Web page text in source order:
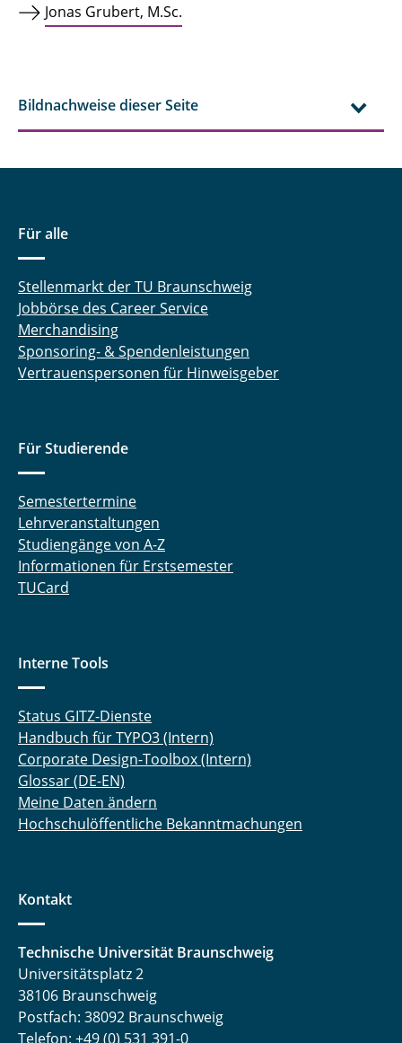
Jonas Grubert, M.Sc.
Bildnachweise dieser Seite
Für alle
Stellenmarkt der TU Braunschweig
Jobbörse des Career Service
Merchandising
Sponsoring- & Spendenleistungen
Vertrauenspersonen für Hinweisgeber
Für Studierende
Semestertermine
Lehrveranstaltungen
Studiengänge von A-Z
Informationen für Erstsemester
TUCard
Interne Tools
Status GITZ-Dienste
Handbuch für TYPO3 (Intern)
Corporate Design-Toolbox (Intern)
Glossar (DE-EN)
Meine Daten ändern
Hochschulöffentliche Bekanntmachungen
Kontakt
Technische Universität Braunschweig
Universitätsplatz 2
38106 Braunschweig
Postfach: 38092 Braunschweig
Telefon: +49 (0) 531 391-0